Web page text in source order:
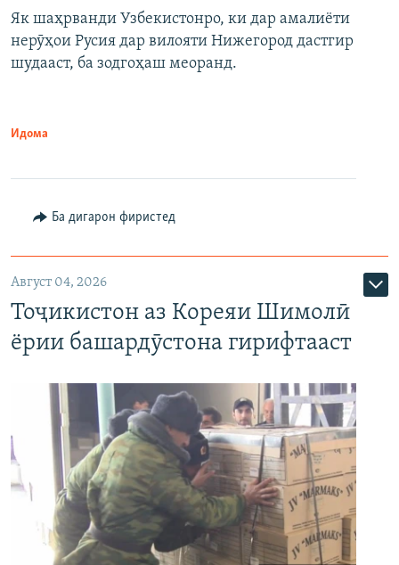
Як шаҳрванди Узбекистонро, ки дар амалиёти
нерӯҳои Русия дар вилояти Нижегород дастгир
шудааст, ба зодгоҳаш меоранд.
Идома
Ба дигарон фиристед
Август 04, 2026
Тоҷикистон аз Кореяи Шимолӣ
ёрии башардӯстона гирифтааст